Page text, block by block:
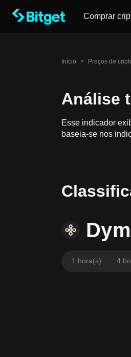
Comprar
Início > Preços de
Análise
Esse indicador
baseia-se nos
1 hora(s) 4